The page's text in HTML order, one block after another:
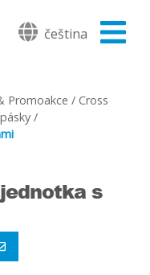
čeština
Promoakce / Cross
/
s